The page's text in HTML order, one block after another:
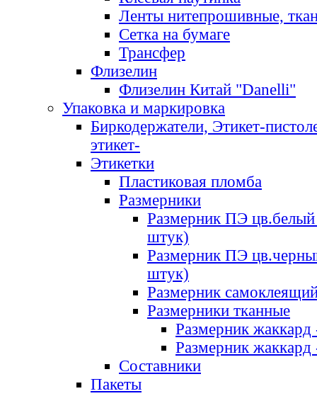
Ленты нитепрошивные,
Сетка на бумаге
Трансфер
Флизелин
Флизелин Китай "Danelli"
Упаковка и маркировка
Биркодержатели, Этикет-
этикет-
Этикетки
Пластиковая пломба
Размерники
Размерник ПЭ цв.белый
штук)
Размерник ПЭ
штук)
Размерник
Размерники тканные
Размерник
Размерник
Составники
Пакеты